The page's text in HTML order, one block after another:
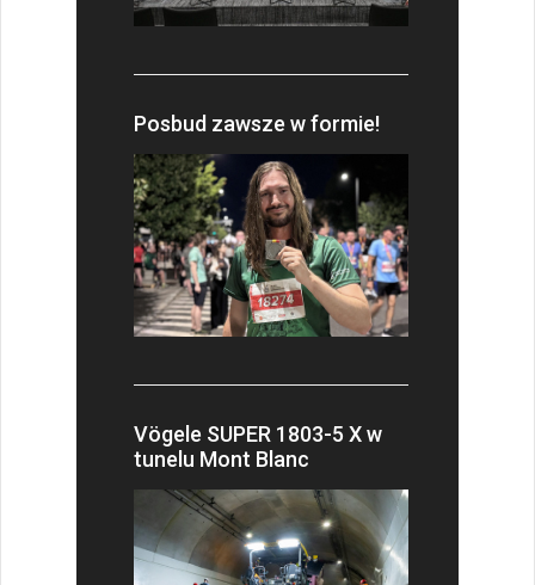
Posbud zawsze w formie!
Vögele SUPER 1803-5 X w
tunelu Mont Blanc